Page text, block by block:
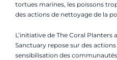
tortues marines, les poissons
des actions de nettoyage de la
L’initiative de The Coral Planters
Sanctuary repose sur des
sensibilisation des